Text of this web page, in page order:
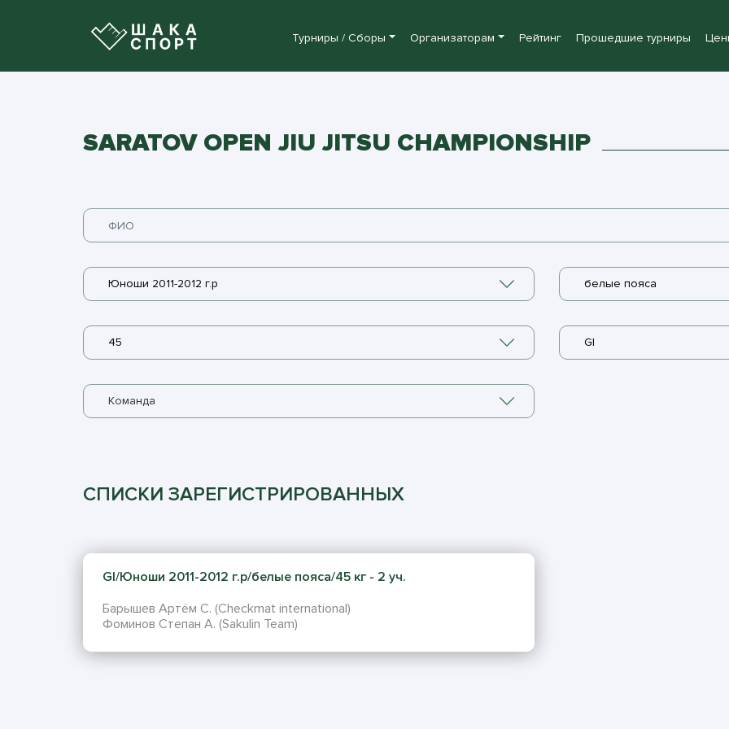
Турниры / Сборы Организаторам Рейтинг Прошедшие турниры
SARATOV OPEN JIU JITSU CHAMPIONSHIP
Юноши 2011-2012 г.р белые пояса
45 GI
Команда
СПИСКИ ЗАРЕГИСТРИРОВАННЫХ
GI/Юноши 2011-2012 г.р/белые пояса/45 кг - 2 уч.
Барышев Артём С. (Checkmat international)
Фоминов Степан А. (Sakulin Team)